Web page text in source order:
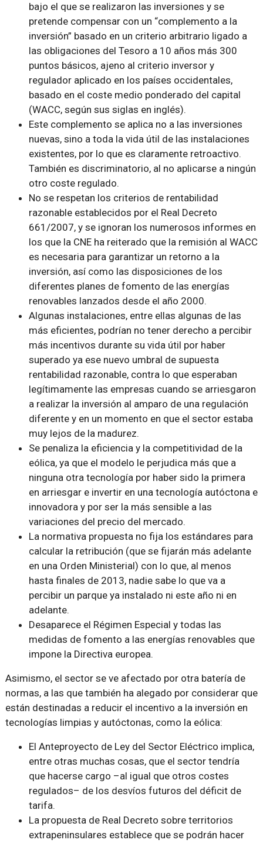
bajo el que se realizaron las inversiones y se
pretende compensar con un “complemento a la
inversión” basado en un criterio arbitrario ligado a
las obligaciones del Tesoro a 10 años más 300
puntos básicos, ajeno al criterio inversor y
regulador aplicado en los países occidentales,
basado en el coste medio ponderado del capital
(WACC, según sus siglas en inglés).
Este complemento se aplica no a las inversiones
nuevas, sino a toda la vida útil de las instalaciones
existentes, por lo que es claramente retroactivo.
También es discriminatorio, al no aplicarse a ningún
otro coste regulado.
No se respetan los criterios de rentabilidad
razonable establecidos por el Real Decreto
661/2007, y se ignoran los numerosos informes en
los que la CNE ha reiterado que la remisión al WACC
es necesaria para garantizar un retorno a la
inversión, así como las disposiciones de los
diferentes planes de fomento de las energías
renovables lanzados desde el año 2000.
Algunas instalaciones, entre ellas algunas de las
más eficientes, podrían no tener derecho a percibir
más incentivos durante su vida útil por haber
superado ya ese nuevo umbral de supuesta
rentabilidad razonable, contra lo que esperaban
legítimamente las empresas cuando se arriesgaron
a realizar la inversión al amparo de una regulación
diferente y en un momento en que el sector estaba
muy lejos de la madurez.
Se penaliza la eficiencia y la competitividad de la
eólica, ya que el modelo le perjudica más que a
ninguna otra tecnología por haber sido la primera
en arriesgar e invertir en una tecnología autóctona e
innovadora y por ser la más sensible a las
variaciones del precio del mercado.
La normativa propuesta no fija los estándares para
calcular la retribución (que se fijarán más adelante
en una Orden Ministerial) con lo que, al menos
hasta finales de 2013, nadie sabe lo que va a
percibir un parque ya instalado ni este año ni en
adelante.
Desaparece el Régimen Especial y todas las
medidas de fomento a las energías renovables que
impone la Directiva europea.
Asimismo, el sector se ve afectado por otra batería de
normas, a las que también ha alegado por considerar que
están destinadas a reducir el incentivo a la inversión en
tecnologías limpias y autóctonas, como la eólica:
El Anteproyecto de Ley del Sector Eléctrico implica,
entre otras muchas cosas, que el sector tendría
que hacerse cargo –al igual que otros costes
regulados– de los desvíos futuros del déficit de
tarifa.
La propuesta de Real Decreto sobre territorios
extrapeninsulares establece que se podrán hacer